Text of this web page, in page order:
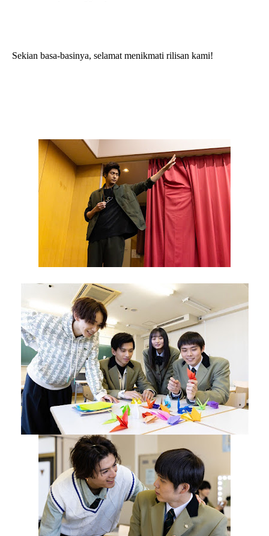
Sekian basa-basinya, selamat menikmati rilisan kami!